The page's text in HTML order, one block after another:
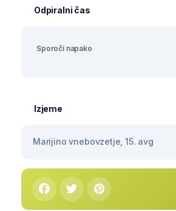
Odpiralni čas
Sporoči napako
Izjeme
Marijino vnebovzetje, 15. avg